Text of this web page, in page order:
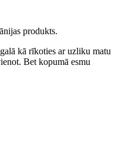
produkts.
kā rīkoties ar uzliku matu
Bet kopumā esmu